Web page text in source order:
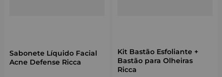
Sabonete Líquido Facial
Acne Defense Ricca
Kit Bastão Esfoliante +
Bastão para Olheiras
Ricca